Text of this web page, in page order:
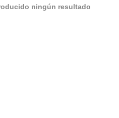
ningún resultado